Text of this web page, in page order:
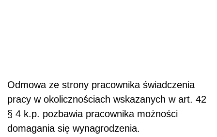
Odmowa ze strony pracownika świadczenia
pracy w okolicznościach wskazanych w art. 42
§ 4 k.p. pozbawia pracownika możności
domagania się wynagrodzenia.